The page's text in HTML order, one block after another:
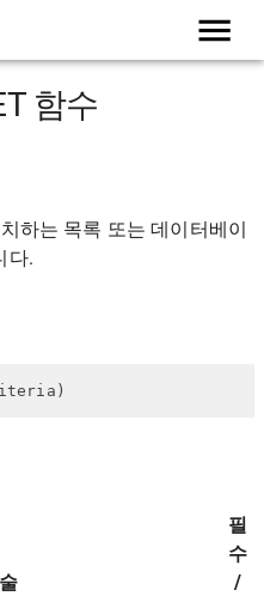
함수
하는 목록 또는 데이터베이
다.
필
수
/